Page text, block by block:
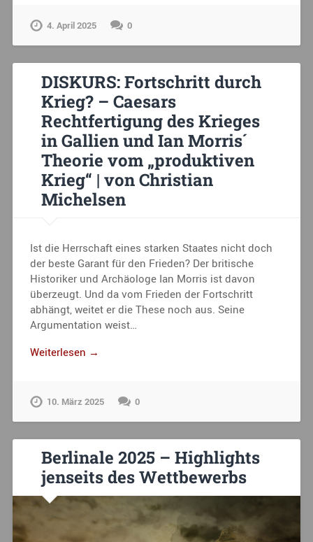
4. April 2025 0
DISKURS: Fortschritt durch
Krieg? – Caesars
Rechtfertigung des Krieges
in Gallien und Ian Morris´
Theorie vom „produktiven
Krieg“ | von Christian
Michelsen
Ist die Herrschaft eines starken Staates nicht doch
der beste Garant für den Frieden? Der britische
Historiker und Archäologe Ian Morris ist davon
überzeugt. Und da vom Frieden der Fortschritt
abhängt, weitet er die These noch aus. Seine
Argumentation weist…
Weiterlesen →
10. März 2025 0
Berlinale 2025 – Highlights
jenseits des Wettbewerbs